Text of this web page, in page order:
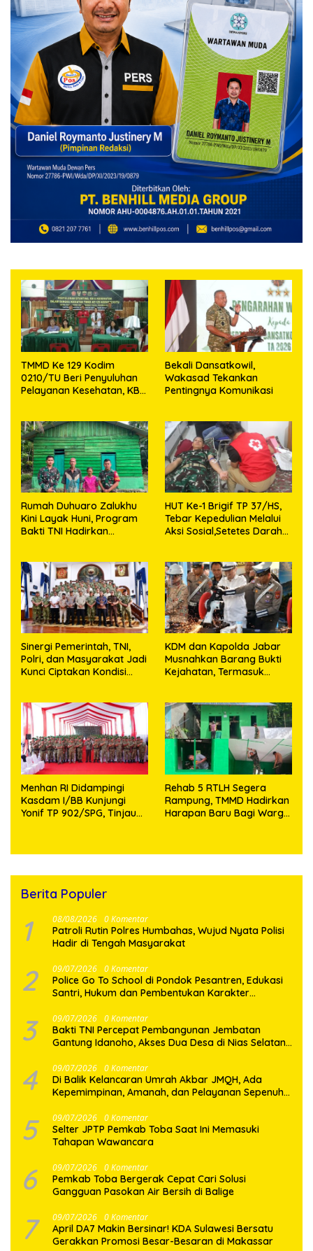
TMMD Ke 129 Kodim
0210/TU Beri Penyuluhan
Pelayanan Kesehatan, KB
Bekali Dansatkowil,
Wakasad Tekankan
Pentingnya Komunikasi
Rumah Duhuaro Zalukhu
Kini Layak Huni, Program
Bakti TNI Hadirkan
HUT Ke-1 Brigif TP 37/HS,
Tebar Kepedulian Melalui
Aksi Sosial,Setetes Darah
Sinergi Pemerintah, TNI,
Polri, dan Masyarakat Jadi
Kunci Ciptakan Kondisi
KDM dan Kapolda Jabar
Musnahkan Barang Bukti
Kejahatan, Termasuk
Menhan RI Didampingi
Kasdam I/BB Kunjungi
Yonif TP 902/SPG, Tinjau
Rehab 5 RTLH Segera
Rampung, TMMD Hadirkan
Harapan Baru Bagi Warga
Berita Populer
1 08/08/2026 0 Komentar
Patroli Rutin Polres Humbahas, Wujud Nyata Polisi
Hadir di Tengah Masyarakat
2 09/07/2026 0 Komentar
Police Go To School di Pondok Pesantren, Edukasi
Santri, Hukum dan Pembentukan Karakter
3 09/07/2026 0 Komentar
Bakti TNI Percepat Pembangunan Jembatan
Gantung Idanoho, Akses Dua Desa di Nias Selatan
4 09/07/2026 0 Komentar
Di Balik Kelancaran Umrah Akbar JMQH, Ada
Kepemimpinan, Amanah, dan Pelayanan Sepenuh
5 09/07/2026 0 Komentar
Selter JPTP Pemkab Toba Saat Ini Memasuki
Tahapan Wawancara
6 09/07/2026 0 Komentar
Pemkab Toba Bergerak Cepat Cari Solusi
Gangguan Pasokan Air Bersih di Balige
7 09/07/2026 0 Komentar
April DA7 Makin Bersinar! KDA Sulawesi Bersatu
Gerakkan Promosi Besar-Besaran di Makassar